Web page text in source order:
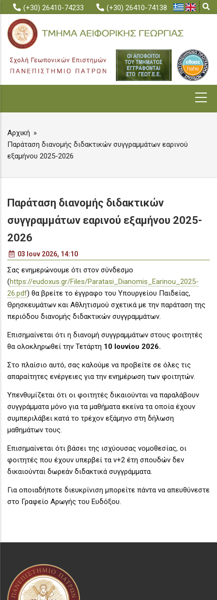
main
content
(+30) 26410-74233 (+30) 26410-74138
BREADCRUMB
Αρχική
Παράταση διανομής διδακτικών συγγραμμάτων εαρινού
εξαμήνου 2025-2026
Παράταση διανομής διδακτικών
συγγραμμάτων εαρινού εξαμήνου 2025-
2026
03 Ιουν 2026, 14:10
Σας ενημερώνουμε ότι στον σύνδεσμο
(https://eudoxus.gr/Files/Paratasi_Dianomis_Earinou_2025-
26.pdf) θα βρείτε το έγγραφο του Υπουργείου Παιδείας,
Θρησκευμάτων και Αθλητισμού σχετικά με την παράταση της
περιόδου διανομής διδακτικών συγγραμμάτων.
Επισημαίνεται ότι η διανομή συγγραμμάτων στους φοιτητές
θα ολοκληρωθεί την Τετάρτη 10 Ιουνίου 2026.
Στο πλαίσιο αυτό, σας καλούμε να προβείτε σε όλες τις
απαραίτητες ενέργειες για την ενημέρωση των φοιτητών.
Υπενθυμίζεται ότι οι φοιτητές δικαιούνται να παραλάβουν
συγγράμματα μόνο για τα μαθήματα εκείνα τα οποία έχουν
συμπεριλάβει κατά το τρέχον εξάμηνο στη δήλωση
μαθημάτων τους.
Επισημαίνεται ότι βάσει της ισχύουσας νομοθεσίας, οι
φοιτητές που έχουν υπερβεί τα ν+2 έτη σπουδών δεν
δικαιούνται δωρεάν διδακτικά συγγράμματα.
Για οποιαδήποτε διευκρίνιση μπορείτε πάντα να απευθύνεστε
στο Γραφείο Αρωγής του Ευδόξου.